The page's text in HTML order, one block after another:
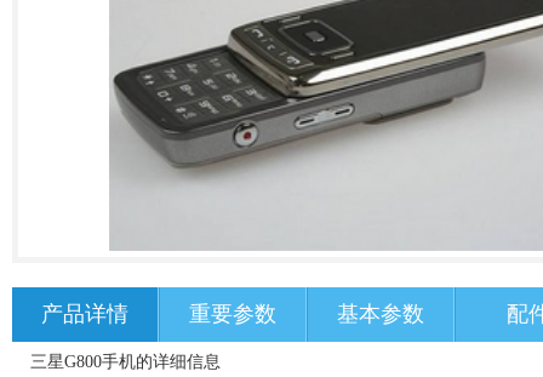
产品详情 重要参数 基本参数 配
三星G800手机的详细信息